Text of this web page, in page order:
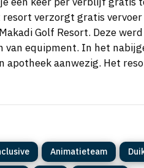
verzorgt gratis
Golf Resort. Deze
equipment. In het
aanwezig. Het
Animatieteam